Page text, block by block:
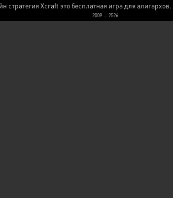
стратегия Xcraft это бесплатная игра для алигархов.
2009 — 2526